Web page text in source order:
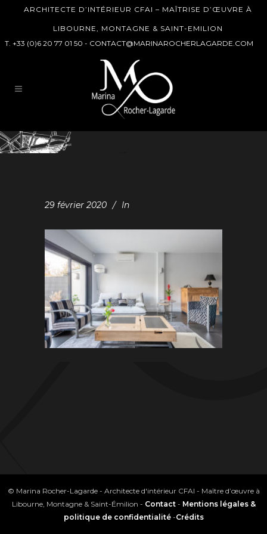
ARCHITECTE D’INTÉRIEUR CFAI – MAÎTRISE D’ŒUVRE À
LIBOURNE, MONTAGNE & SAINT-EMILION
T. +33 (0)6 20 77 01 50 - CONTACT@MARINAROCHERLAGARDE.COM
29 février 2020 In
© Marina Rocher-Lagarde - Architecte d'intérieur CFAI - Maître d’œuvre à
Libourne, Montagne & Saint-Émilion - Contact- Mentions légales &
politique de confidentialité-Crédits